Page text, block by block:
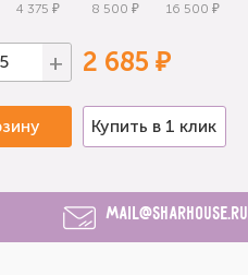
4 375 ₽ 8 500 ₽ 16 500 ₽
+ 2 685 ₽
Купить в 1 клик
mail@sharhouse.ru